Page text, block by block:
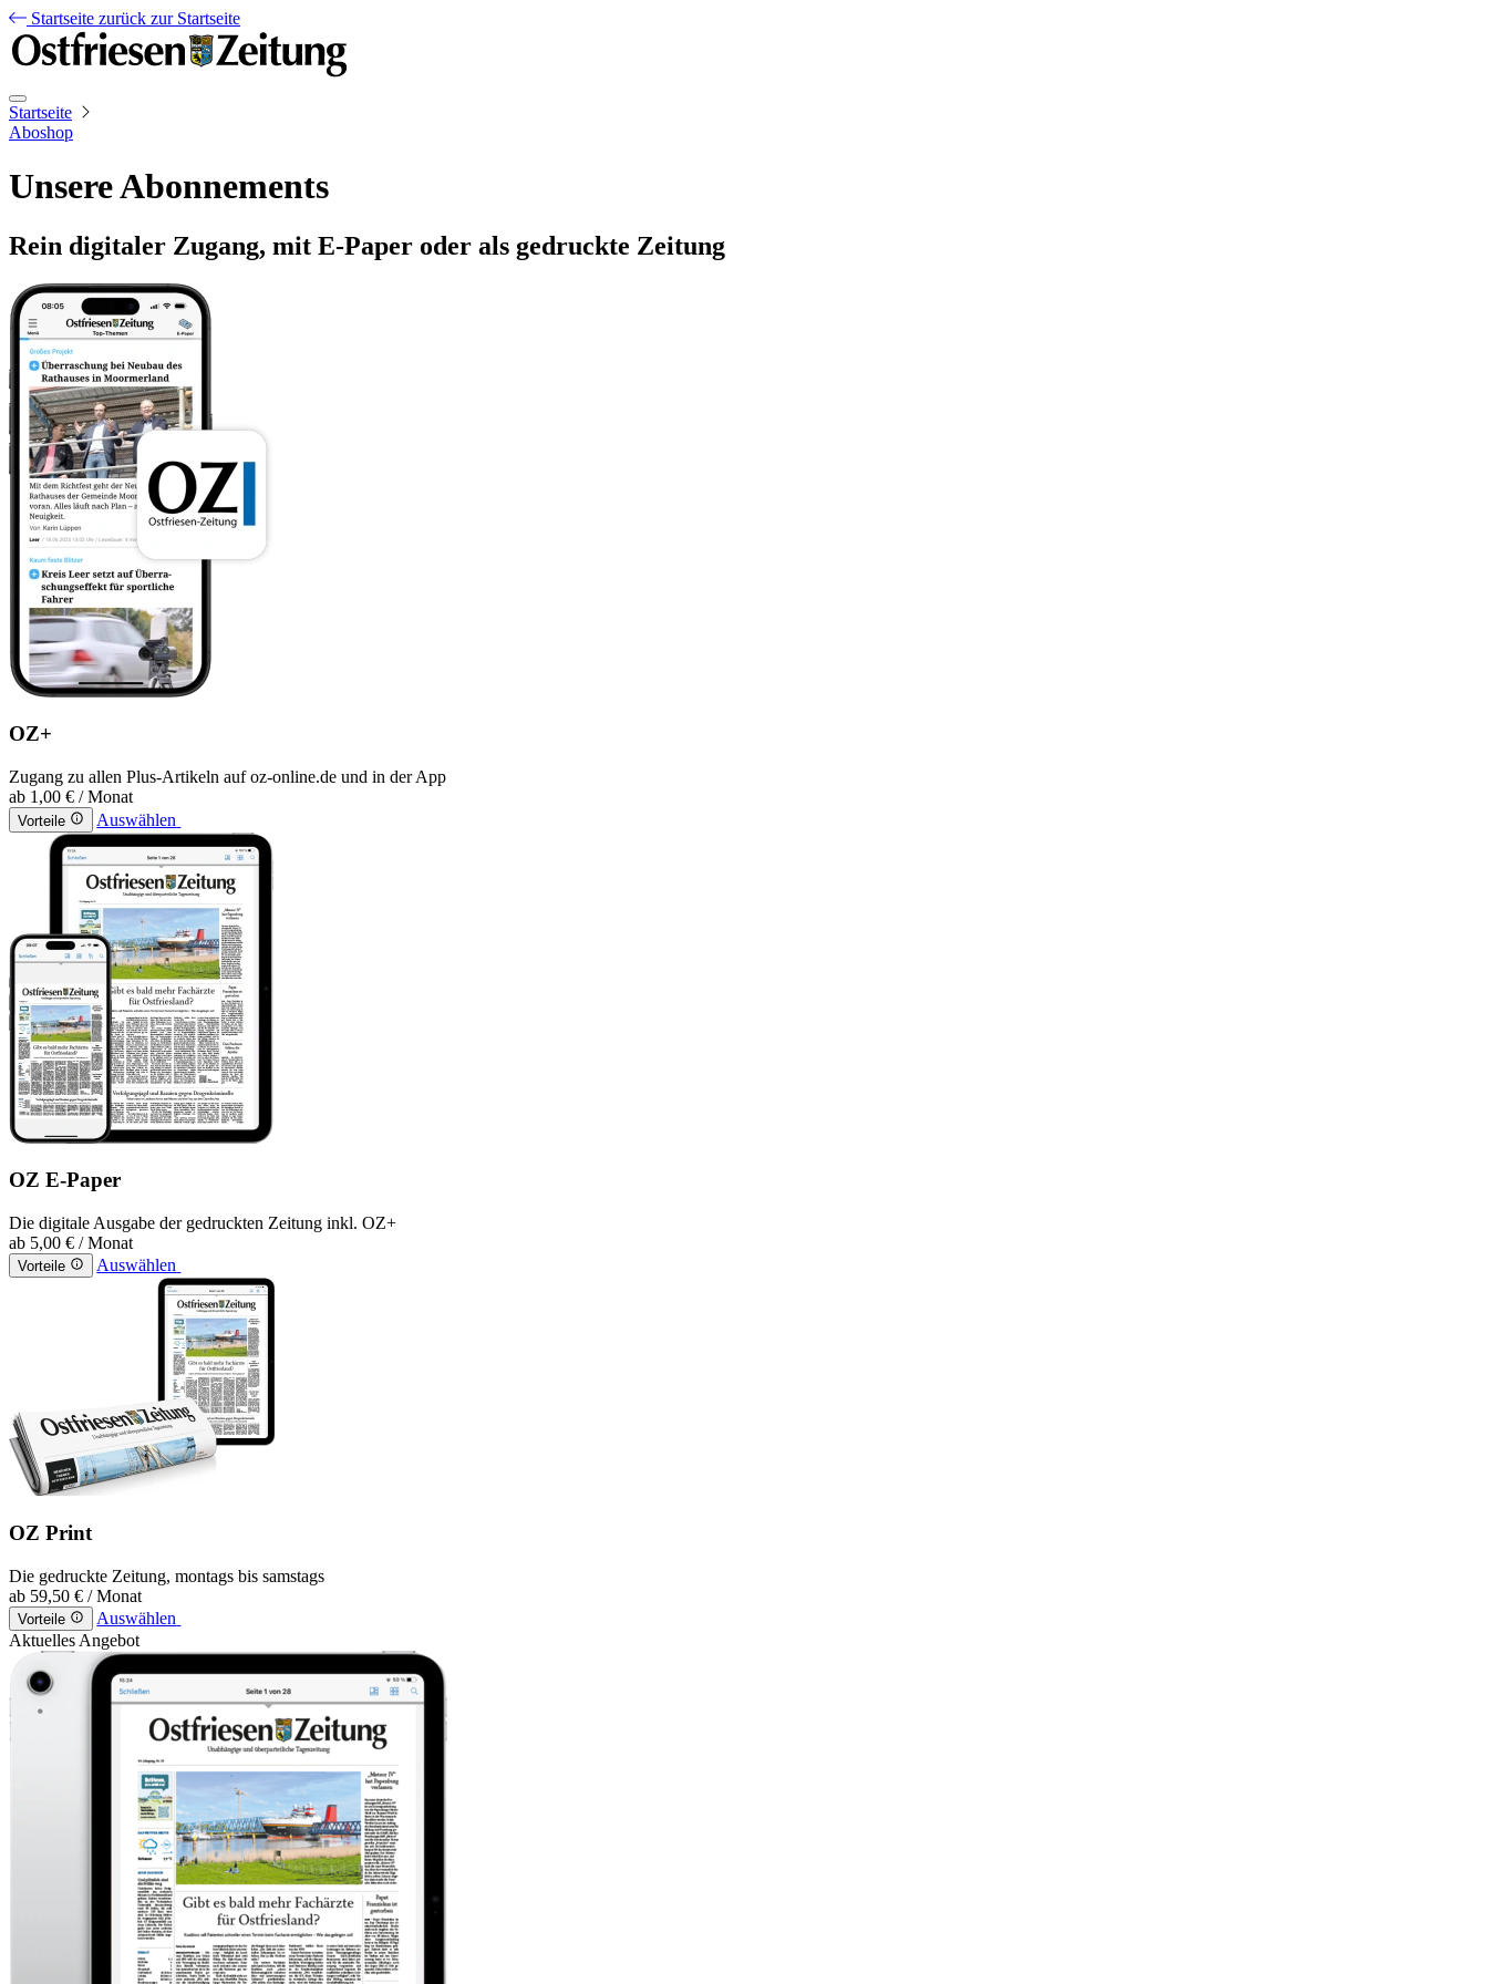
Startseite zurück zur Startseite
Startseite
Aboshop
Unsere Abonnements
Rein digitaler Zugang, mit E-Paper oder als gedruckte Zeitung
OZ+
Zugang zu allen Plus-Artikeln auf oz-online.de und in der App
ab 1,00 € / Monat
Vorteile Auswählen
OZ E-Paper
Die digitale Ausgabe der gedruckten Zeitung inkl. OZ+
ab 5,00 € / Monat
Vorteile Auswählen
OZ Print
Die gedruckte Zeitung, montags bis samstags
ab 59,50 € / Monat
Vorteile
Auswählen
Aktuelles Angebot